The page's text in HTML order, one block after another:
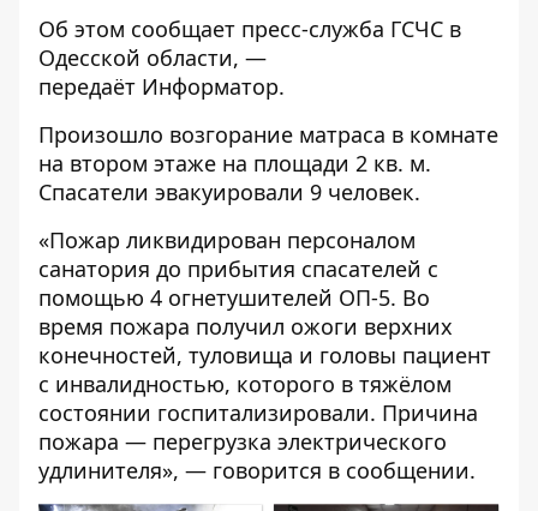
Об этом сообщает пресс-служба ГСЧС в
Одесской области, —
передаёт Информатор.
Произошло возгорание матраса в комнате
на втором этаже на площади 2 кв. м.
Спасатели эвакуировали 9 человек.
«Пожар ликвидирован персоналом
санатория до прибытия спасателей с
помощью 4 огнетушителей ОП-5. Во
время пожара получил ожоги верхних
конечностей, туловища и головы пациент
с инвалидностью, которого в тяжёлом
состоянии госпитализировали. Причина
пожара — перегрузка электрического
удлинителя», — говорится в сообщении.